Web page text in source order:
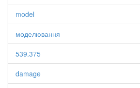
model
моделювання
539.375
damage